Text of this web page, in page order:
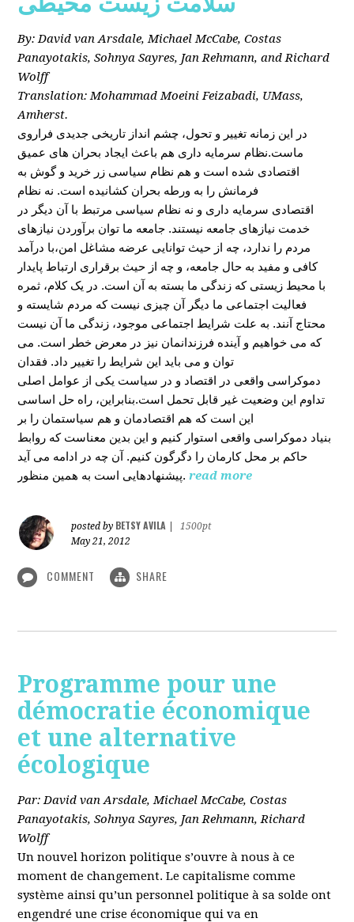
By: David van Arsdale, Michael McCabe, Costas
Panayotakis, Sohnya Sayres, Jan Rehmann, and Richard
Wolff
Translation: Mohammad Moeini Feizabadi, UMass,
Amherst.
در این زمانه تغییر و تحول، چشم انداز تاریخی جدیدی فراروی
ماست.نظام سرمایه داری هم باعث ایجاد بحران های عمیق
اقتصادی شده است و هم نظام سیاسی زر خرید و گوش به
فرمانش را به ورطه بحران کشانیده است. نه نظام
اقتصادی سرمایه داری و نه نظام سیاسی مرتبط با آن دیگر در
خدمت نیازهای جامعه نیستند. جامعه ما توان برآوردن نیازهای
مردم را ندارد، چه از حیث توانایی عرضه مشاغل امن،با درآمد
کافی و مفید به حال جامعه، و چه از حیث برقراری ارتباط پایدار
با محیط زیستی که زندگی ما بسته به آن است. در یک کلام، ثمره
فعالیت اجتماعی ما دیگر آن چیزی نیست که مردم شایسته و
محتاج آنند. به علت شرایط اجتماعی موجود، زندگی ما آن نیست
که می خواهیم و آینده فرزندانمان نیز در معرض خطر است. می
توان و می باید این شرایط را تغییر داد. فقدان
دموکراسی واقعی در اقتصاد و در سیاست یکی از عوامل اصلی
تداوم این وضعیت غیر قابل تحمل است.بنابراین، راه حل اساسی
این است که هم اقتصادمان و هم سیاستمان را بر
بنیاد دموکراسی واقعی استوار کنیم و این بدین معناست که روابط
حاکم بر محل کارمان را دگرگون کنیم. آن چه در ادامه می آید
پیشنهادهایی است به همین منظور. read more
posted by BETSY AVILA
1500pt
May 21, 2012
COMMENT SHARE
Programme pour une
démocratie économique
et une alternative
écologique
Par: David van Arsdale, Michael McCabe, Costas
Panayotakis, Sohnya Sayres, Jan Rehmann, Richard
Wolff
Un nouvel horizon politique s’ouvre à nous à ce
moment de changement. Le capitalisme comme
système ainsi qu’un personnel politique à sa solde ont
engendré une crise économique qui va en